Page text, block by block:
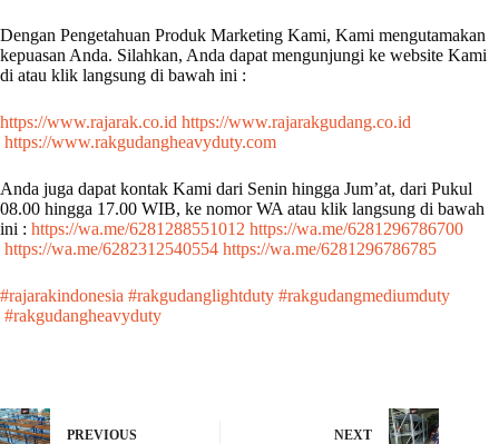
Dengan Pengetahuan Produk Marketing Kami, Kami mengutamakan
kepuasan Anda. Silahkan, Anda dapat mengunjungi ke website Kami
di atau klik langsung di bawah ini :
https://www.rajarak.co.id​ https://www.rajarakgudang.co.id​
https://www.rakgudangheavyduty.com​
Anda juga dapat kontak Kami dari Senin hingga Jum’at, dari Pukul
08.00 hingga 17.00 WIB, ke nomor WA atau klik langsung di bawah
ini : https://wa.me/6281288551012​ https://wa.me/6281296786700​
https://wa.me/6282312540554​ https://wa.me/6281296786785​
#rajarakindonesia​ #rakgudanglightduty​ #rakgudangmediumduty​
#rakgudangheavyduty​
PREVIOUS NEXT